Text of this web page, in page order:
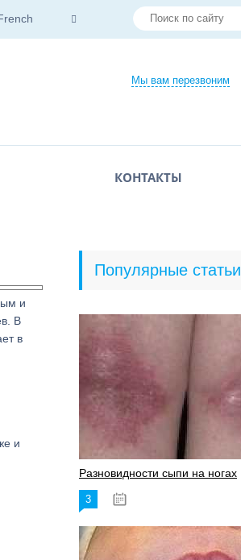
Мы вам перезвоним
КОНТАКТЫ
и
В
в
и
Популярные статьи
Разновидности сыпи на ногах
3